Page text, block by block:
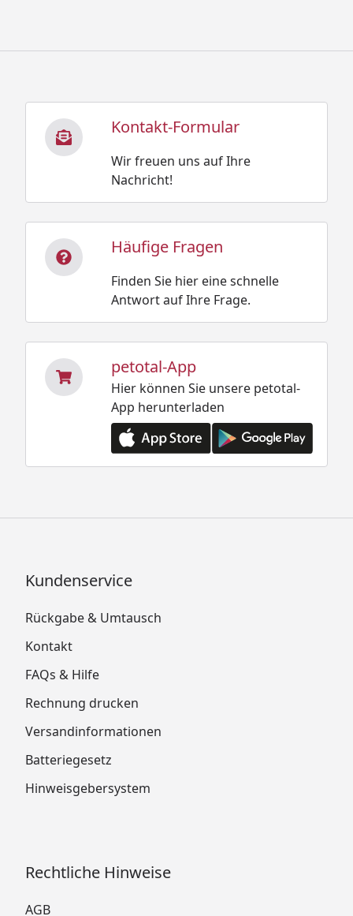
Kontakt-Formular
Wir freuen uns auf Ihre
Nachricht!
Häufige Fragen
Finden Sie hier eine schnelle
Antwort auf Ihre Frage.
petotal-App
Hier können Sie unsere petotal-
App herunterladen
Kundenservice
Rückgabe & Umtausch
Kontakt
FAQs & Hilfe
Rechnung drucken
Versandinformationen
Batteriegesetz
Hinweisgebersystem
Rechtliche Hinweise
AGB